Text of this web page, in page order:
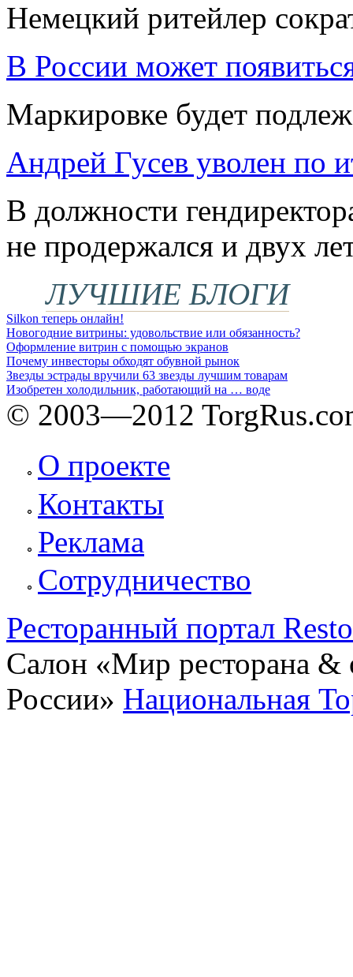
Немецкий ритейлер
В России может
Маркировке будет
Андрей Гусев уволен по
В должности
не продержался и двух
ЛУЧШИЕ БЛОГИ
Silkon теперь онлайн!
Новогодние витрины: удовольствие или обязанность?
Оформление витрин с помощью экранов
Почему инвесторы обходят обувной рынок
Звезды эстрады вручили 63 звезды лучшим товарам
Изобретен холодильник, работающий на … воде
© 2003—2012
О проекте
Контакты
Реклама
Сотрудничество
Ресторанный портал
Салон «Мир ресторана &
России» Национальная